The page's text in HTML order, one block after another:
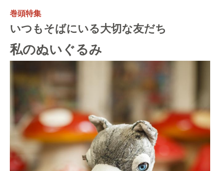
巻頭特集
いつもそばにいる大切な友だち
私のぬいぐるみ